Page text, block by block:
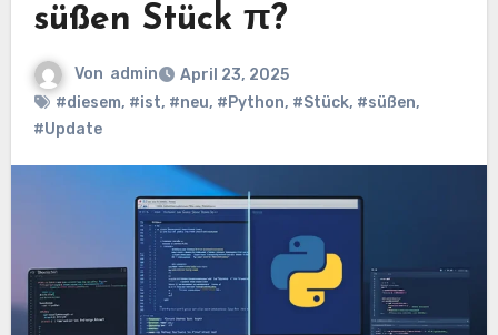
süßen Stück π?
Von admin
April 23, 2025
#diesem, #ist, #neu, #Python, #Stück, #süßen,
#Update